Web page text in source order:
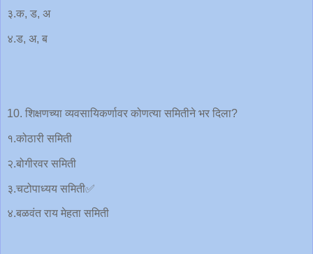
३.क, ड, अ
४.ड, अ, ब
10. शिक्षणच्या व्यवसायिकर्णावर कोणत्या समितीने भर दिला?
१.कोठारी समिती
२.बोगीरवर समिती
३.चटोपाध्यय समिती✅
४.बळवंत राय मेहता समिती